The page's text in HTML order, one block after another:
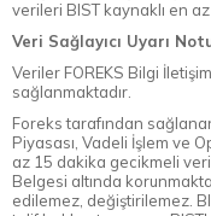
verileri BIST kaynaklı en
Veri Sağlayıcı Uyarı
Veriler FOREKS Bilgi
sağlanmaktadır.
Foreks tarafından
Piyasası, Vadeli İşlem ve
az 15 dakika gecikmeli
Belgesi altında
edilemez, değiştirilemez.